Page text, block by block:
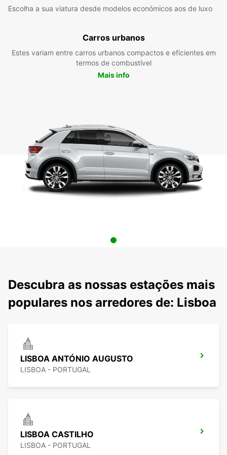
Escolha a sua viatura desde modelos económicos aos de luxo
Carros urbanos
Estes variam entre carros urbanos compactos e eficientes em
termos de combustível
Mais info
Descubra as nossas estações mais
populares nos arredores de: Lisboa
LISBOA ANTÓNIO AUGUSTO
LISBOA - PORTUGAL
LISBOA CASTILHO
LISBOA - PORTUGAL